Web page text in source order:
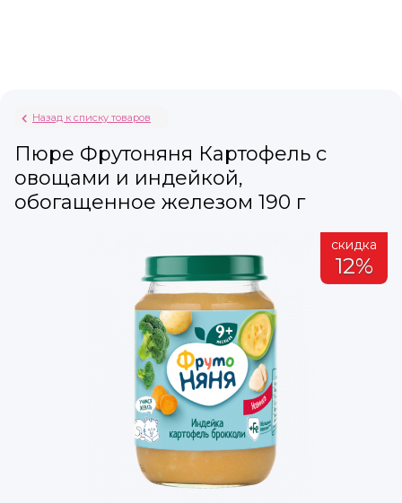
Назад к списку товаров
Пюре Фрутоняня Картофель с
овощами и индейкой,
обогащенное железом 190 г
скидка
12%